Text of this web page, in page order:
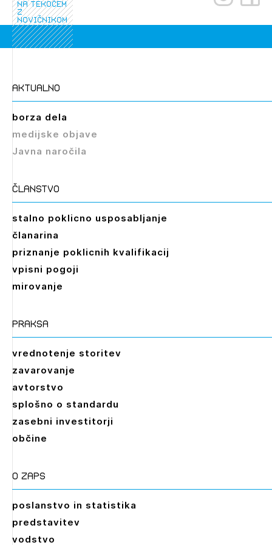
Izbrana vsebina je namenjena le ZAPS
dostopate, se je potrebno prijaviti.
PRIJAVITE SE
POZABLJENO GESLO
PRIJAVITE SE
na tekočem
z
novičnikom
aktualno
borza dela
medijske objave
Javna naročila
članstvo
stalno poklicno usposabljanje
članarina
priznanje poklicnih kvalifikacij
vpisni pogoji
mirovanje
praksa
vrednotenje storitev
zavarovanje
avtorstvo
splošno o standardu
zasebni investitorji
občine
O zaps
poslanstvo in statistika
predstavitev
vodstvo
Novičnik natečajev
Tedenski novičnik javnih naročil
Dnevne medijske objave
NAPREJ